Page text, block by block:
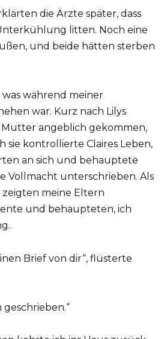
die Ärzte später, dass
litten. Noch eine
und beide hätten sterben
während meiner
war. Kurz nach Lilys
angeblich gekommen,
sie kontrollierte Claires Leben,
an sich und behauptete
Vollmacht unterschrieben. Als
zeigten meine Eltern
und behaupteten, ich
Brief von dir“, flüsterte
geschrieben.“